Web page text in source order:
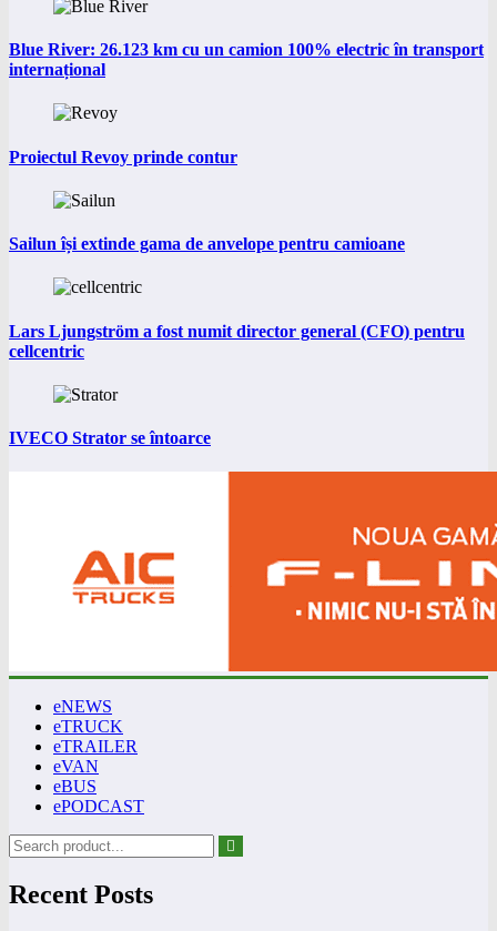
Blue River: 26.123 km cu un camion 100% electric în transport
internațional
Proiectul Revoy prinde contur
Sailun își extinde gama de anvelope pentru camioane
Lars Ljungström a fost numit director general (CFO) pentru
cellcentric
IVECO Strator se întoarce
eNEWS
eTRUCK
eTRAILER
eVAN
eBUS
ePODCAST
Recent Posts